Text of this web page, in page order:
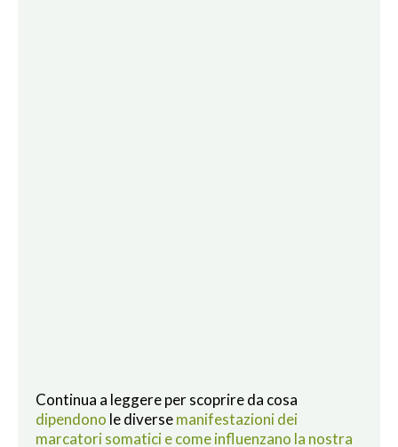
Continua a leggere per scoprire da cosa
dipendono le diversemanifestazioni dei
marcatori somatici e come influenzano la nostra